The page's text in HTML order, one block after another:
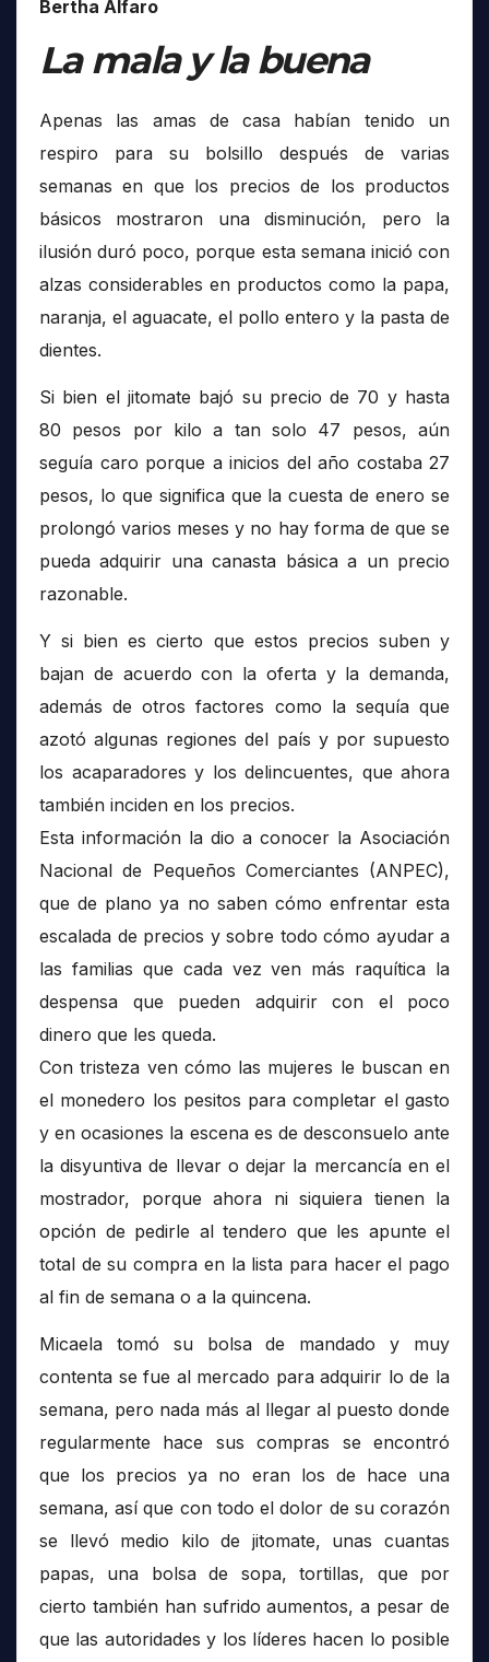
Bertha Alfaro
La mala y la buena
Apenas las amas de casa habían tenido un
respiro para su bolsillo después de varias
semanas en que los precios de los productos
básicos mostraron una disminución, pero la
ilusión duró poco, porque esta semana inició con
alzas considerables en productos como la papa,
naranja, el aguacate, el pollo entero y la pasta de
dientes.
Si bien el jitomate bajó su precio de 70 y hasta
80 pesos por kilo a tan solo 47 pesos, aún
seguía caro porque a inicios del año costaba 27
pesos, lo que significa que la cuesta de enero se
prolongó varios meses y no hay forma de que se
pueda adquirir una canasta básica a un precio
razonable.
Y si bien es cierto que estos precios suben y
bajan de acuerdo con la oferta y la demanda,
además de otros factores como la sequía que
azotó algunas regiones del país y por supuesto
los acaparadores y los delincuentes, que ahora
también inciden en los precios.
Esta información la dio a conocer la Asociación
Nacional de Pequeños Comerciantes (ANPEC),
que de plano ya no saben cómo enfrentar esta
escalada de precios y sobre todo cómo ayudar a
las familias que cada vez ven más raquítica la
despensa que pueden adquirir con el poco
dinero que les queda.
Con tristeza ven cómo las mujeres le buscan en
el monedero los pesitos para completar el gasto
y en ocasiones la escena es de desconsuelo ante
la disyuntiva de llevar o dejar la mercancía en el
mostrador, porque ahora ni siquiera tienen la
opción de pedirle al tendero que les apunte el
total de su compra en la lista para hacer el pago
al fin de semana o a la quincena.
Micaela tomó su bolsa de mandado y muy
contenta se fue al mercado para adquirir lo de la
semana, pero nada más al llegar al puesto donde
regularmente hace sus compras se encontró
que los precios ya no eran los de hace una
semana, así que con todo el dolor de su corazón
se llevó medio kilo de jitomate, unas cuantas
papas, una bolsa de sopa, tortillas, que por
cierto también han sufrido aumentos, a pesar de
que las autoridades y los líderes hacen lo posible